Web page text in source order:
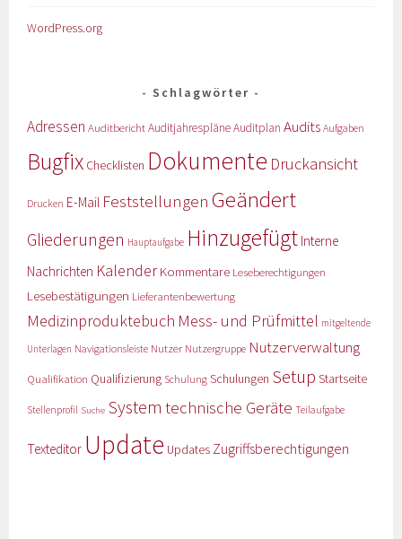
WordPress.org
Schlagwörter
Adressen AuditberichtAuditjahrespläneAuditplan Audits Aufgaben
Bugfix Checklisten Dokumente Druckansicht
Drucken E-Mail Feststellungen Geändert
Gliederungen Hauptaufgabe Hinzugefügt Interne
Nachrichten KalenderKommentare Leseberechtigungen
Lesebestätigungen Lieferantenbewertung
Medizinproduktebuch Mess- und Prüfmittel mitgeltende
Unterlagen Navigationsleiste Nutzer Nutzergruppe Nutzerverwaltung
Qualifikation Qualifizierung Schulung Schulungen Setup Startseite
Stellenprofil Suche System technische Geräte Teilaufgabe
Texteditor Update Updates Zugriffsberechtigungen